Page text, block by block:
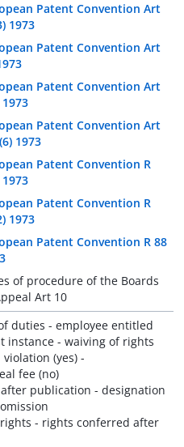
Patent Convention Art
1973
Patent Convention Art
Patent Convention Art
1973
Patent Convention Art
1973
Patent Convention R
1973
Patent Convention R
1973
Patent Convention R 88
of procedure of the Boards
Art 10
duties - employee entitled
instance - waiving of rights
(yes) -
fee (no)
publication - designation
- rights conferred after